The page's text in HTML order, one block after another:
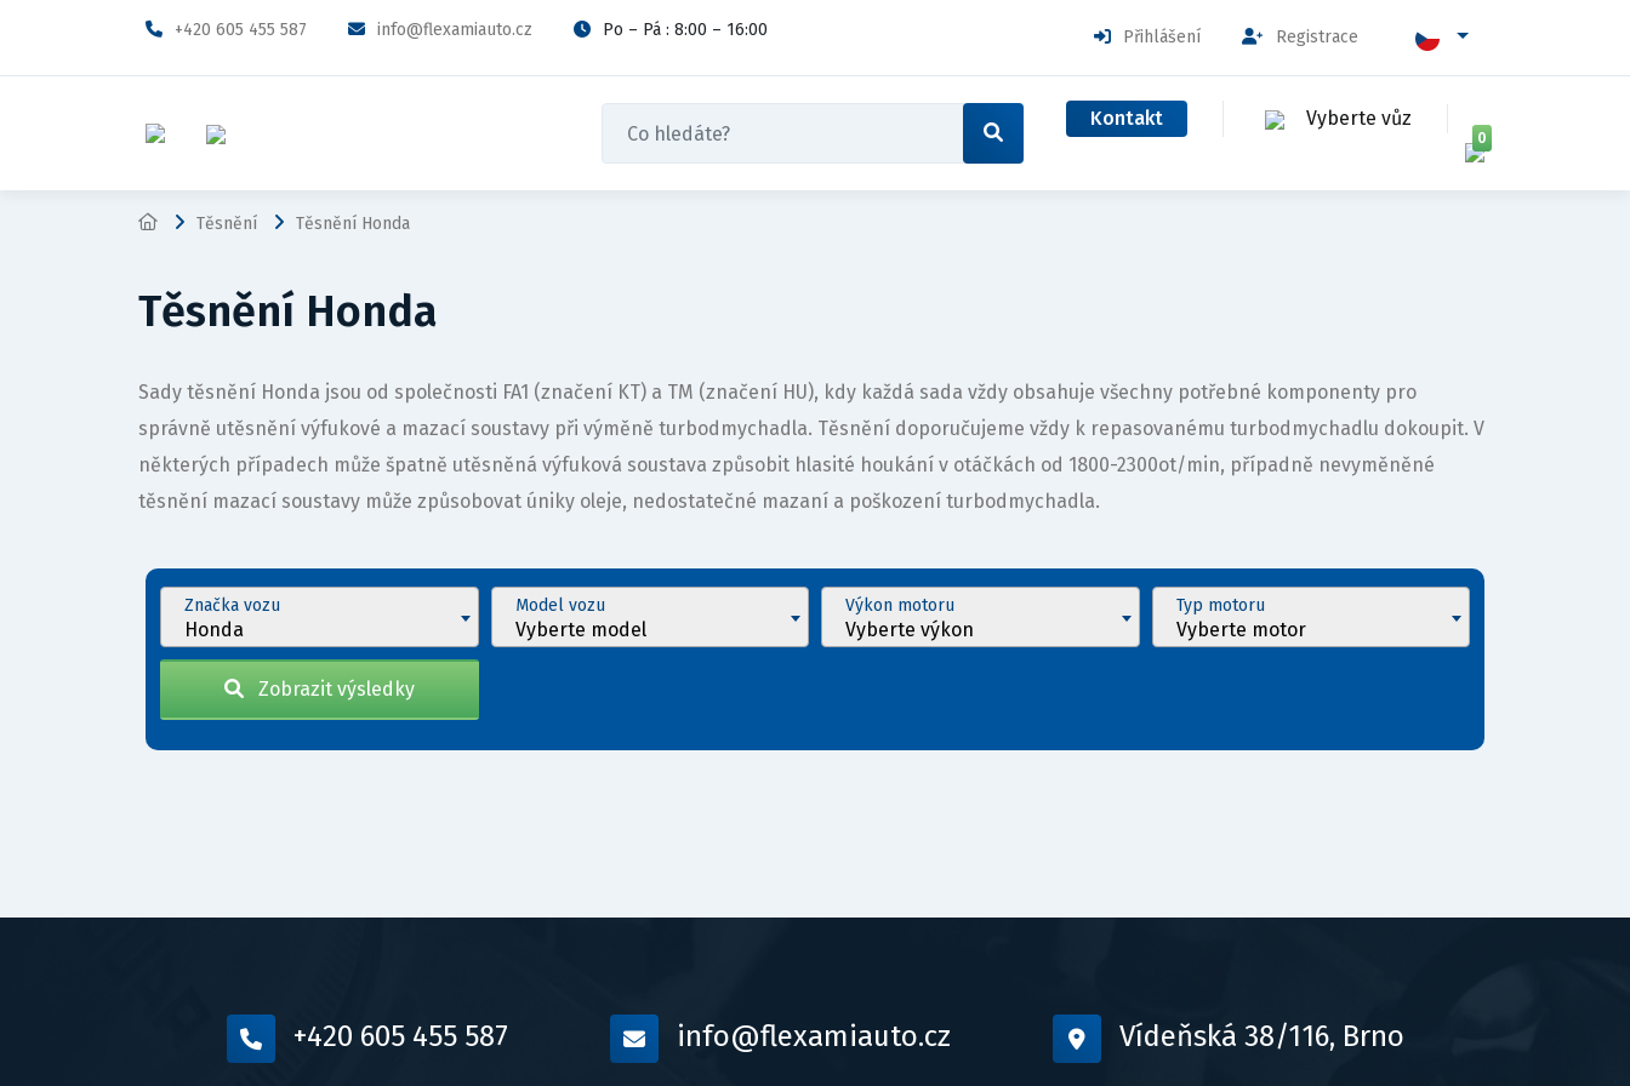
+420 605 455 587 info@flexamiauto.cz Po – Pá : 8:00 – 16:00 Přihlášení Registrace
Kontakt Vyberte vůz
0
Těsnění Těsnění Honda
Těsnění Honda
Sady těsnění Honda jsou od společnosti FA1 (značení KT) a TM (značení HU), kdy každá sada vždy obsahuje všechny potřebné komponenty pro
správně utěsnění výfukové a mazací soustavy při výměně turbodmychadla. Těsnění doporučujeme vždy k repasovanému turbodmychadlu dokoupit. V
některých případech může špatně utěsněná výfuková soustava způsobit hlasité houkání v otáčkách od 1800-2300ot/min, případně nevyměněné
těsnění mazací soustavy může způsobovat úniky oleje, nedostatečné mazaní a poškození turbodmychadla.
Honda
Značka vozu
Vyberte model
Model vozu
Vyberte výkon
Výkon motoru
Vyberte motor
Typ motoru
Zobrazit výsledky
+420 605 455 587 info@flexamiauto.cz Vídeňská 38/116, Brno